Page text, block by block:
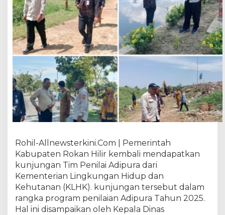
M
e
n
d
a
p
a
t
K
u
n
j
g
a
n
D
a
r
Rohil-Allnewsterkini.Com | Pemerintah
Kabupaten Rokan Hilir kembali mendapatkan
kunjungan Tim Penilai Adipura dari
Kementerian Lingkungan Hidup dan
Kehutanan (KLHK). kunjungan tersebut dalam
rangka program penilaian Adipura Tahun 2025.
Hal ini disampaikan oleh Kepala Dinas